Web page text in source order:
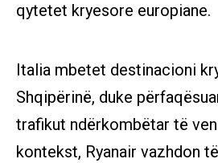
qytetet kryesore europiane.
Italia mbetet destinacioni
Shqipërinë, duke
trafikut ndërkombëtar të
kontekst, Ryanair vazhdon